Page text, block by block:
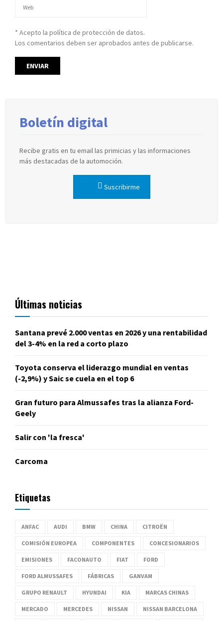
* Acepto la política de protección de datos.
Los comentarios deben ser aprobados antes de publicarse.
Boletín digital
Recibe gratis en tu email las primicias y las informaciones
más destacadas de la automoción.
Suscribirme
Últimas noticias
Santana prevé 2.000 ventas en 2026 y una rentabilidad
del 3-4% en la red a corto plazo
Toyota conserva el liderazgo mundial en ventas
(-2,9%) y Saic se cuela en el top 6
Gran futuro para Almussafes tras la alianza Ford-
Geely
Salir con 'la fresca'
Carcoma
Etiquetas
ANFAC AUDI BMW CHINA CITROËN
COMISIÓN EUROPEA COMPONENTES CONCESIONARIOS
EMISIONES FACONAUTO FIAT FORD
FORD ALMUSSAFES FÁBRICAS GANVAM
GRUPO RENAULT HYUNDAI KIA MARCAS CHINAS
MERCADO MERCEDES NISSAN NISSAN BARCELONA